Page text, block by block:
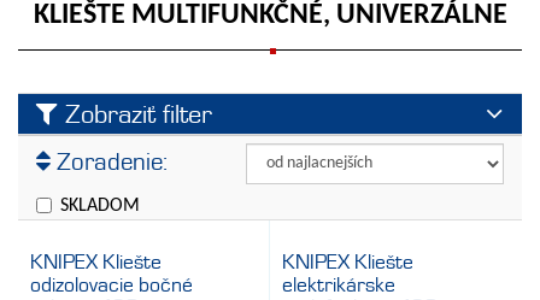
KLIEŠTE MULTIFUNKČNÉ, UNIVERZÁLNE
Zobraziť filter
Výrobca
Cena
Knipex
Zoradenie:
SKLADOM
KNIPEX Kliešte
odizolovacie bočné
KNIPEX Kliešte
elektrikárske